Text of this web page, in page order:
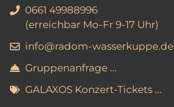
0661 49988996
(erreichbar Mo-Fr 9-17 Uhr)
info@radom-wasserkuppe.de
Gruppenanfrage ...
GALAXOS Konzert-Tickets ...